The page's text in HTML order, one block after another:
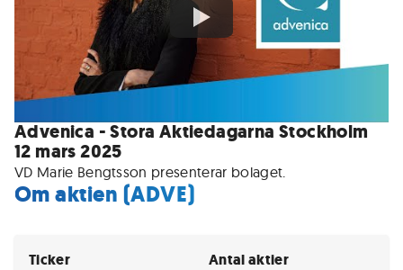
Advenica - Stora Aktiedagarna Stockholm
12 mars 2025
VD Marie Bengtsson presenterar bolaget.
Om aktien (ADVE)
Ticker Antal aktier